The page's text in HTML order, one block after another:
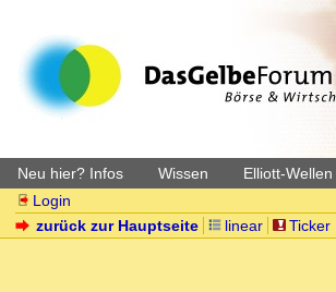
Neu hier? Infos Wissen Elliott-Wellen
Login
zurück zur Hauptseite
linear Ticker